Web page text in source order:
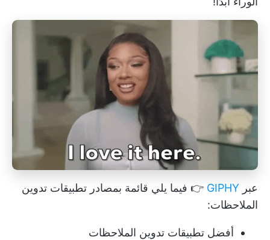
عبر GIPHY 👉 فيما يلي قائمة بمصادر تطبيقات تدوين
الملاحظات:
أفضل تطبيقات تدوين الملاحظات